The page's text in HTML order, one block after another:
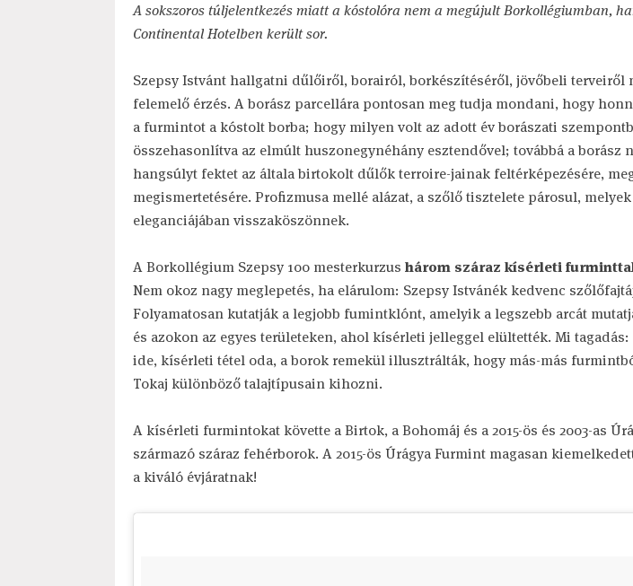
A sokszoros túljelentkezés miatt a kóstolóra nem a megújult Borkollégiumban,
Continental Hotelben került sor.
Szepsy Istvánt hallgatni dűlőiről, borairól, borkészítéséről, jövőbeli terveiről
felemelő érzés. A borász parcellára pontosan meg tudja mondani, hogy
a furmintot a kóstolt borba; hogy milyen volt az adott év borászati
összehasonlítva az elmúlt huszonegynéhány esztendővel; továbbá a borász
hangsúlyt fektet az általa birtokolt dűlők terroire-jainak feltérképezésére,
megismertetésére. Profizmusa mellé alázat, a szőlő tisztelete párosul,
eleganciájában visszaköszönnek.
A Borkollégium Szepsy 100 mesterkurzus három száraz kísérleti
Nem okoz nagy meglepetés, ha elárulom: Szepsy Istvánék kedvenc
Folyamatosan kutatják a legjobb fumintklónt, amelyik a legszebb arcát
és azokon az egyes területeken, ahol kísérleti jelleggel elültették. Mi
ide, kísérleti tétel oda, a borok remekül illusztrálták, hogy más-más
Tokaj különböző talajtípusain kihozni.
A kísérleti furmintokat követte a Birtok, a Bohomáj és a 2015-ös és 2003-as
származó száraz fehérborok. A 2015-ös Úrágya Furmint magasan
a kiváló évjáratnak!